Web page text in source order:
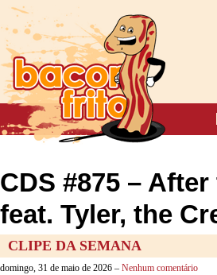
CDS #875 –
feat. Tyler, the
CLIPE DA SEMANA
domingo, 31 de maio de 2026 – Nenhum comentário